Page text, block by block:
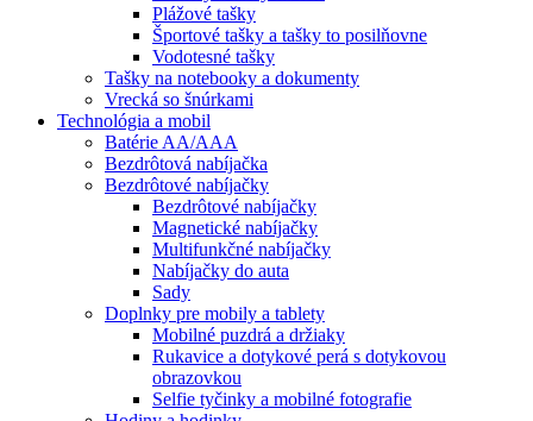
Plážové tašky
Športové tašky a tašky to posilňovne
Vodotesné tašky
Tašky na notebooky a dokumenty
Vrecká so šnúrkami
Technológia a mobil
Batérie AA/AAA
Bezdrôtová nabíjačka
Bezdrôtové nabíjačky
Bezdrôtové nabíjačky
Magnetické nabíjačky
Multifunkčné nabíjačky
Nabíjačky do auta
Sady
Doplnky pre mobily a tablety
Mobilné puzdrá a držiaky
Rukavice a dotykové perá s dotykovou
obrazovkou
Selfie tyčinky a mobilné fotografie